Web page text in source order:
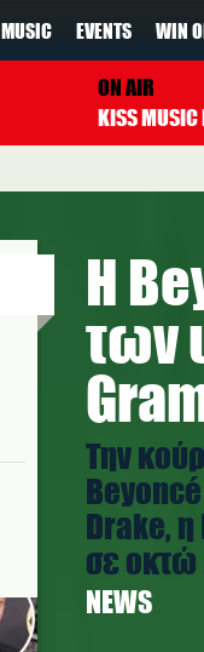
MUSIC EVENTS WIN
ON AIR
H
των
Την
Drake, η
σε οκτώ
NEWS